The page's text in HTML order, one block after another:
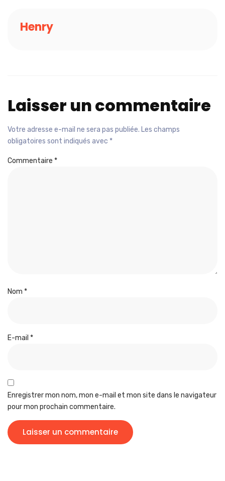
Henry
Laisser un commentaire
Votre adresse e-mail ne sera pas publiée. Les champs
obligatoires sont indiqués avec *
Commentaire *
Nom *
E-mail *
Enregistrer mon nom, mon e-mail et mon site dans le navigateur
pour mon prochain commentaire.